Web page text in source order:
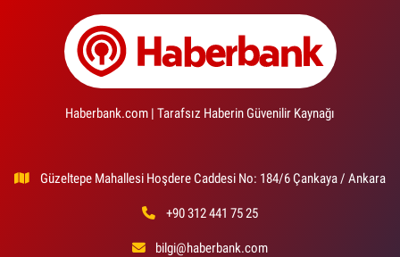
Haberbank.com | Tarafsız Haberin Güvenilir Kaynağı
Güzeltepe Mahallesi Hoşdere Caddesi No: 184/6 Çankaya / Ankara
+90 312 441 75 25
bilgi@haberbank.com